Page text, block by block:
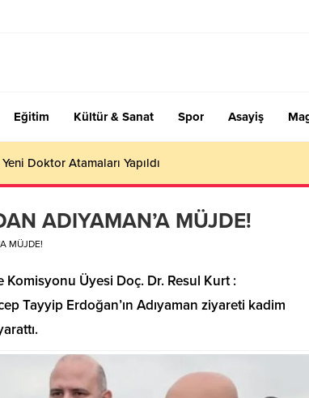
Eğitim Kültür & Sanat Spor Asayiş
Doktor Atamaları Yapıldı
ADIYAMAN’A MÜJDE!
MÜJDE!
Üyesi Doç. Dr. Resul Kurt :
Tayyip Erdoğan’ın Adıyaman ziyareti kadim